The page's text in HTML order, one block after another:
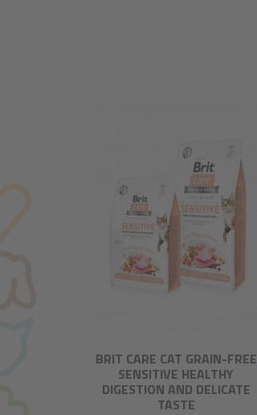
BRIT CARE CAT GRAIN-FREE
SENSITIVE HEALTHY
DIGESTION AND DELICATE
TASTE